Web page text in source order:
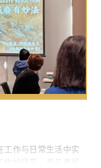
习计划的涵盖范
实际的职场实
分配资源，提供在
课程及会议等多元
为物业管理业务制
由物业管理服务、
代表组成，负责审议培
目标。
盖反腐败、反洗钱与
助外部培训、专业会
工作与日常生活中实